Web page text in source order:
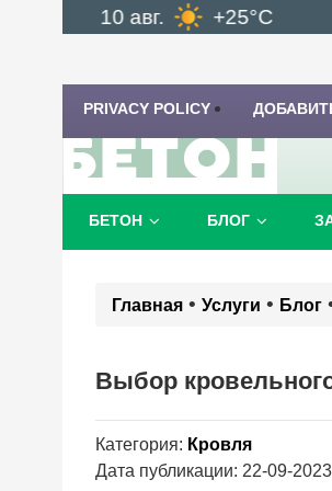
10 авг. +25°C 11
PRIVACY POLICY
БЕТОН БЛОГ
Главная • Услуги • Блог
Выбор
Категория: Кровля
Дата публикации: 22-09-